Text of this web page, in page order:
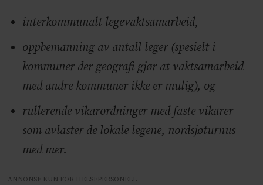
interkommunalt legevaktsamarbeid,
oppbemanning av antall leger (spesielt i
kommuner der geografi gjør at vaktsamarbeid
med andre kommuner ikke er mulig), og
rullerende vikarordninger med faste vikarer
som avlaster de lokale legene, nordsjøturnus
med mer.
ANNONSE KUN FOR HELSEPERSONELL